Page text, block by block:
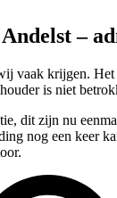
–
vaak krijgen.
is niet
dit zijn nu
nog een